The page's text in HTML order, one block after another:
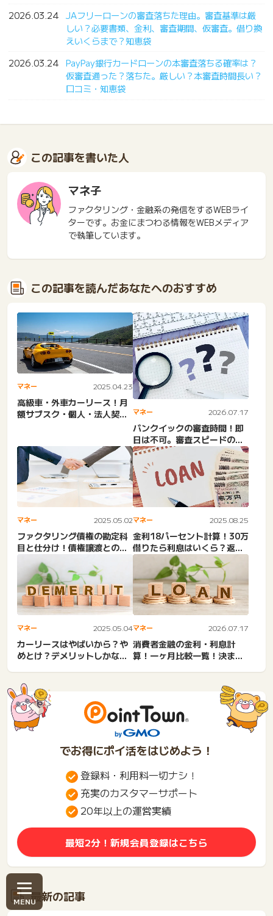
2026.03.24 JAフリーローンの審査落ちた理由。審査基準は厳
しい？必要書類、金利、審査期間、仮審査。借り換
えいくらまで？知恵袋
2026.03.24 PayPay銀行カードローンの本審査落ちる確率は？
仮審査通った？落ちた。厳しい？本審査時間長い？
口コミ・知恵袋
この記事を書いた人
マネ子
ファクタリング・金融系の発信をするWEBライ
ターです。お金にまつわる情報をWEBメディア
で執筆しています。
この記事を読んだあなたへのおすすめ
マネー 2025.04.23
高級車・外車カーリース！月
額サブスク・個人・法人契
マネー 2026.07.17
バンクイックの審査時間！即
日は不可。審査スピードの目
安は長い？短縮・早くする
コ...
マネー 2025.05.02
ファクタリング債権の勘定科
目と仕分け！債権譲渡との違
い。売掛金・会計処理・支
払...
マネー 2025.08.25
金利18パーセント計算！30万
借りたら利息はいくら？返済
シミュレーション。アコ...
マネー 2025.05.04
カーリースはやばいから？や
めとけ？デメリットしかな
マネー 2026.07.17
消費者金融の金利・利息計
算！一ヶ月比較一覧！決まり
でお得にポイ活をはじめよう！
登録料・利用料一切ナシ！
充実のカスタマーサポート
20年以上の運営実績
最短2分！新規会員登録はこちら
最新の記事